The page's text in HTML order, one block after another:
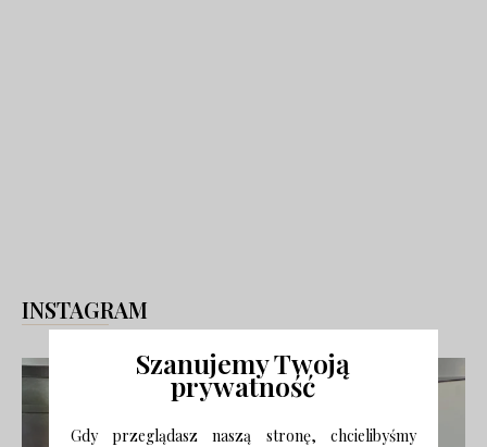
INSTAGRAM
Szanujemy Twoją
prywatność
Gdy przeglądasz naszą stronę, chcielibyśmy